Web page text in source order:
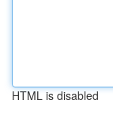
HTML is disabled